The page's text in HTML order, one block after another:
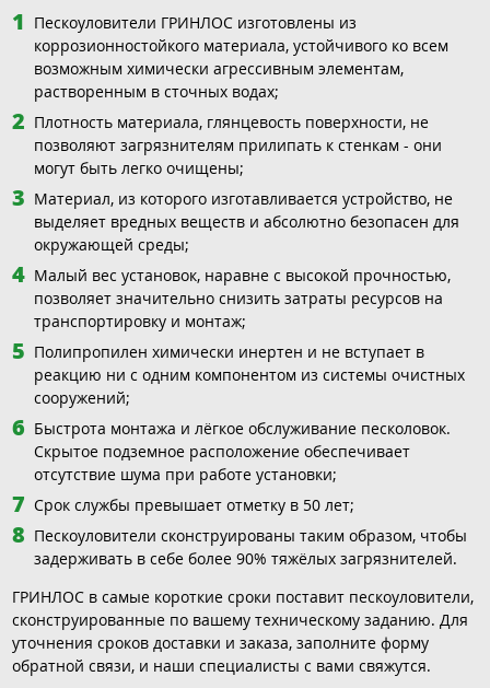
Пескоуловители ГРИНЛОС изготовлены из
коррозионностойкого материала, устойчивого ко всем
возможным химически агрессивным элементам,
растворенным в сточных водах;
Плотность материала, глянцевость поверхности, не
позволяют загрязнителям прилипать к стенкам - они
могут быть легко очищены;
Материал, из которого изготавливается устройство, не
выделяет вредных веществ и абсолютно безопасен для
окружающей среды;
Малый вес установок, наравне с высокой прочностью,
позволяет значительно снизить затраты ресурсов на
транспортировку и монтаж;
Полипропилен химически инертен и не вступает в
реакцию ни с одним компонентом из системы очистных
сооружений;
Быстрота монтажа и лёгкое обслуживание песколовок.
Скрытое подземное расположение обеспечивает
отсутствие шума при работе установки;
Срок службы превышает отметку в 50 лет;
Пескоуловители сконструированы таким образом, чтобы
задерживать в себе более 90% тяжёлых загрязнителей.
ГРИНЛОС в самые короткие сроки поставит пескоуловители,
сконструированные по вашему техническому заданию. Для
уточнения сроков доставки и заказа, заполните форму
обратной связи, и наши специалисты с вами свяжутся.